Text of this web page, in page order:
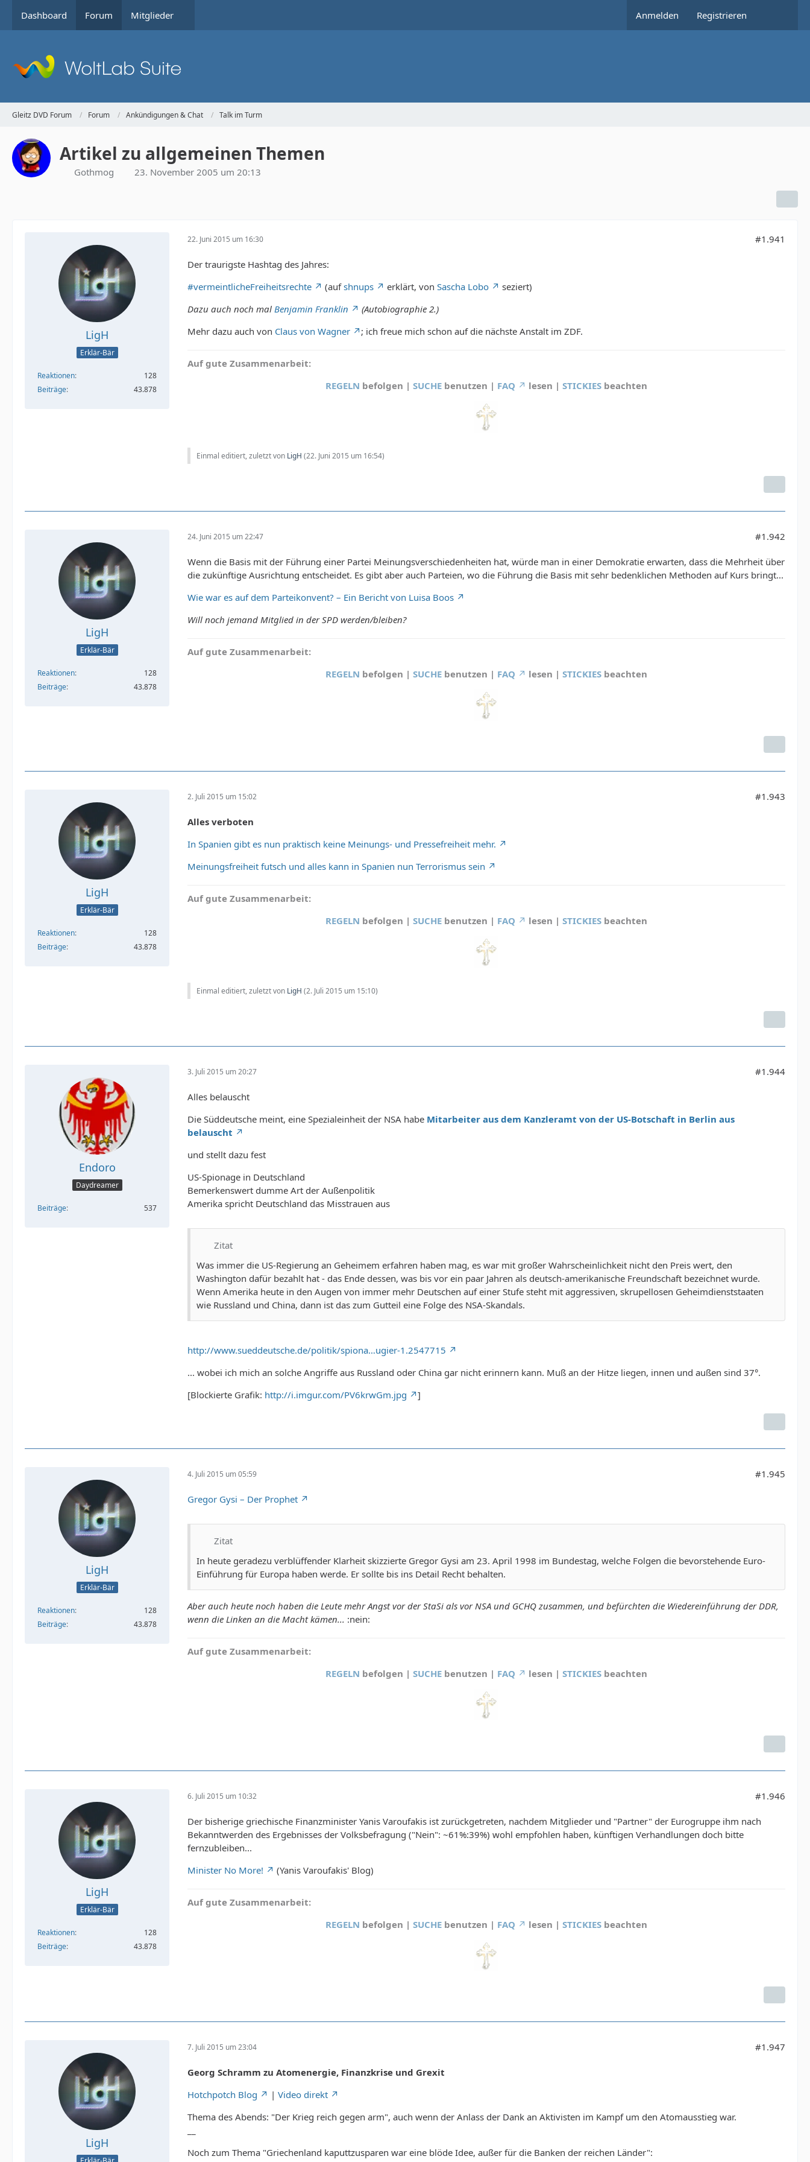
Dashboard Forum Mitglieder Anmelden Registrieren
Gleitz DVD Forum Forum Ankündigungen & Chat Talk im Turm
Artikel zu allgemeinen Themen
Gothmog 23. November 2005 um 20:13
LigH
Erklär-Bär
Reaktionen
128
Beiträge
43.878
22. Juni 2015 um 16:30 #1.941
Der traurigste Hashtag des Jahres:
#vermeintlicheFreiheitsrechte
(aufshnups erklärt, von Sascha Lobo
seziert)
Dazu auch noch mal Benjamin Franklin
(Autobiographie 2.)
Mehr dazu auch von Claus von Wagner ; ich freue mich schon auf die nächste Anstalt im ZDF.
Auf gute Zusammenarbeit:
REGELN befolgen | SUCHE benutzen | FAQ lesen | STICKIES beachten
Einmal editiert, zuletzt von LigH (22. Juni 2015 um 16:54)
LigH
Erklär-Bär
Reaktionen
128
Beiträge
43.878
24. Juni 2015 um 22:47 #1.942
Wenn die Basis mit der Führung einer Partei Meinungsverschiedenheiten hat, würde man in einer Demokratie erwarten, dass die Mehrheit über
die zukünftige Ausrichtung entscheidet. Es gibt aber auch Parteien, wo die Führung die Basis mit sehr bedenklichen Methoden auf Kurs bringt...
Wie war es auf dem Parteikonvent? – Ein Bericht von Luisa Boos
Will noch jemand Mitglied in der SPD werden/bleiben?
Auf gute Zusammenarbeit:
REGELN befolgen | SUCHE benutzen | FAQ lesen | STICKIES beachten
LigH
Erklär-Bär
Reaktionen
128
Beiträge
43.878
2. Juli 2015 um 15:02 #1.943
Alles verboten
In Spanien gibt es nun praktisch keine Meinungs- und Pressefreiheit mehr.
Meinungsfreiheit futsch und alles kann in Spanien nun Terrorismus sein
Auf gute Zusammenarbeit:
REGELN befolgen | SUCHE benutzen | FAQ lesen | STICKIES beachten
Einmal editiert, zuletzt von LigH (2. Juli 2015 um 15:10)
Endoro
Daydreamer
Beiträge 537
3. Juli 2015 um 20:27 #1.944
Alles belauscht
Die Süddeutsche meint, eine Spezialeinheit der NSA habe Mitarbeiter aus dem Kanzleramt von der US-Botschaft in Berlin aus
belauscht
und stellt dazu fest
US-Spionage in Deutschland
Bemerkenswert dumme Art der Außenpolitik
Amerika spricht Deutschland das Misstrauen aus
Zitat
Was immer die US-Regierung an Geheimem erfahren haben mag, es war mit großer Wahrscheinlichkeit nicht den Preis wert, den
Washington dafür bezahlt hat - das Ende dessen, was bis vor ein paar Jahren als deutsch-amerikanische Freundschaft bezeichnet wurde.
Wenn Amerika heute in den Augen von immer mehr Deutschen auf einer Stufe steht mit aggressiven, skrupellosen Geheimdienststaaten
wie Russland und China, dann ist das zum Gutteil eine Folge des NSA-Skandals.
http://www.sueddeutsche.de/politik/spiona…ugier-1.2547715
... wobei ich mich an solche Angriffe aus Russland oder China gar nicht erinnern kann. Muß an der Hitze liegen, innen und außen sind 37°.
[Blockierte Grafik: http://i.imgur.com/PV6krwGm.jpg ]
LigH
Erklär-Bär
Reaktionen
128
Beiträge
43.878
4. Juli 2015 um 05:59 #1.945
Gregor Gysi – Der Prophet
Zitat
In heute geradezu verblüffender Klarheit skizzierte Gregor Gysi am 23. April 1998 im Bundestag, welche Folgen die bevorstehende Euro-
Einführung für Europa haben werde. Er sollte bis ins Detail Recht behalten.
Aber auch heute noch haben die Leute mehr Angst vor der StaSi als vor NSA und GCHQ zusammen, und befürchten die Wiedereinführung der DDR,
wenn die Linken an die Macht kämen... :nein:
Auf gute Zusammenarbeit:
REGELN befolgen | SUCHE benutzen | FAQ lesen | STICKIES beachten
LigH
Erklär-Bär
Reaktionen
128
Beiträge
43.878
6. Juli 2015 um 10:32 #1.946
Der bisherige griechische Finanzminister Yanis Varoufakis ist zurückgetreten, nachdem Mitglieder und "Partner" der Eurogruppe ihm nach
Bekanntwerden des Ergebnisses der Volksbefragung ("Nein": ~61%:39%) wohl empfohlen haben, künftigen Verhandlungen doch bitte
fernzubleiben...
Minister No More!
(Yanis Varoufakis' Blog)
Auf gute Zusammenarbeit:
REGELN befolgen | SUCHE benutzen | FAQ lesen | STICKIES beachten
LigH
7. Juli 2015 um 23:04 #1.947
Georg Schramm zu Atomenergie, Finanzkrise und Grexit
Hotchpotch Blog
| Video direkt
Thema des Abends: "Der Krieg reich gegen arm", auch wenn der Anlass der Dank an Aktivisten im Kampf um den Atomausstieg war.
Noch zum Thema "Griechenland kaputtzusparen war eine blöde Idee, außer für die Banken der reichen Länder":